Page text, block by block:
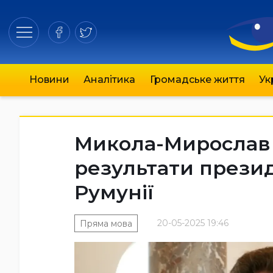
Новини Аналітика Громадське життя
Микола-
результати
Румунії
20-05-2025 19:46
Пряма мова